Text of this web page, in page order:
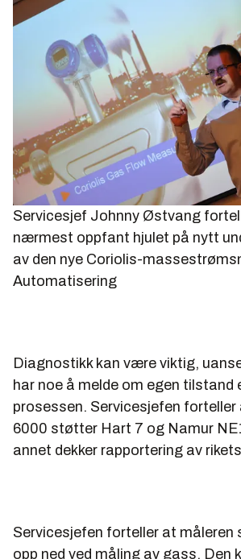
Servicesjef Johnny Østvang
nærmest oppfant hjulet på nytt
av den nye Coriolis-
Automatisering
Diagnostikk kan være viktig,
har noe å melde om egen tilstand
prosessen. Servicesjefen
6000 støtter Hart 7 og Namur
annet dekker rapportering av
Servicesjefen forteller at måleren
opp ned ved måling av gass. Den